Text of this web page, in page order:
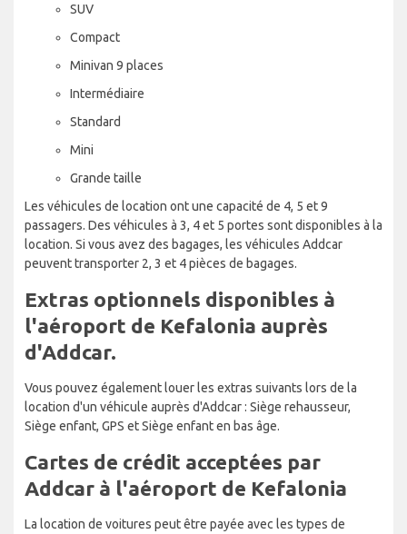
SUV
Compact
Minivan 9 places
Intermédiaire
Standard
Mini
Grande taille
Les véhicules de location ont une capacité de 4, 5 et 9
passagers. Des véhicules à 3, 4 et 5 portes sont disponibles à la
location. Si vous avez des bagages, les véhicules Addcar
peuvent transporter 2, 3 et 4 pièces de bagages.
Extras optionnels disponibles à
l'aéroport de Kefalonia auprès
d'Addcar.
Vous pouvez également louer les extras suivants lors de la
location d'un véhicule auprès d'Addcar : Siège rehausseur,
Siège enfant, GPS et Siège enfant en bas âge.
Cartes de crédit acceptées par
Addcar à l'aéroport de Kefalonia
La location de voitures peut être payée avec les types de